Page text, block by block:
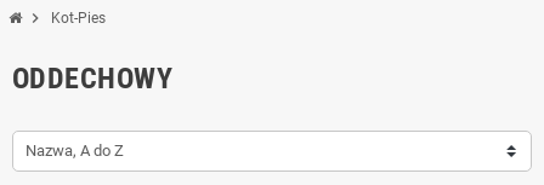
chevron_right Kot-Pies
ODDECHOWY
Nazwa, A do Z